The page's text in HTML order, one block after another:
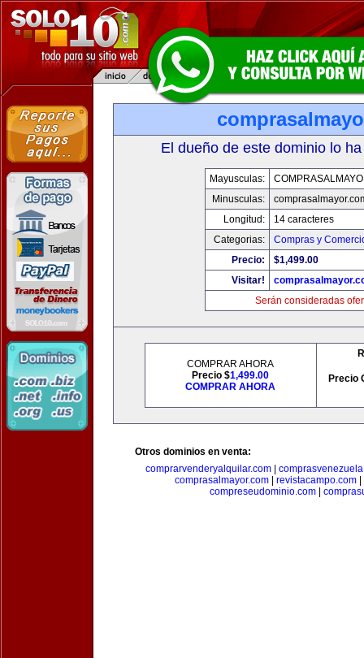
El dueño de este dominio lo
Mayusculas:
Minusculas:
Longitud:
14 caracteres
Categorias:
Compras y
Precio:
$1,499.00
Visitar!
Serán consideradas
COMPRAR AHORA
Precio $1,499.00
COMPRAR AHORA
Precio
Otros dominios en venta:
comprarvenderyalquilar.com|
comprasalmayor.com| revistacampo.com|
compreseudominio.com|